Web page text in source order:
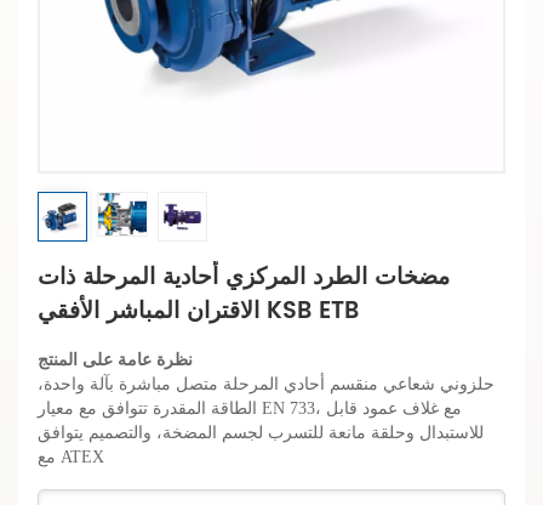
مضخات الطرد المركزي أحادية المرحلة ذات
الاقتران المباشر الأفقي KSB ETB
نظرة عامة على المنتج
حلزوني شعاعي منقسم أحادي المرحلة متصل مباشرة بآلة واحدة،
الطاقة المقدرة تتوافق مع معيار EN 733، مع غلاف عمود قابل
للاستبدال وحلقة مانعة للتسرب لجسم المضخة، والتصميم يتوافق
مع ATEX